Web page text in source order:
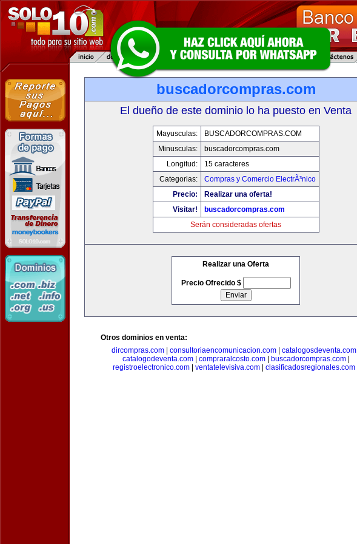
buscadorcompras.com
El dueño de este dominio lo ha puesto en Venta
Mayusculas:
BUSCADORCOMPRAS.COM
Minusculas:
buscadorcompras.com
Longitud:
15 caracteres
Categorias:
Compras y Comercio ElectrÃ³nico
Precio:
Realizar una oferta!
Visitar!
buscadorcompras.com
Serán consideradas ofertas
Realizar una Oferta
Precio Ofrecido $
Otros dominios en venta:
dircompras.com
consultoriaencomunicacion.com catalogosdeventa.com
catalogodeventa.com| compraralcosto.com| buscadorcompras.com|
registroelectronico.com
ventatelevisiva.com clasificadosregionales.com